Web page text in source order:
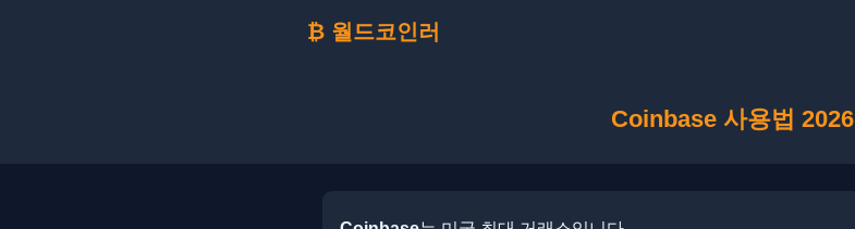
₿ 월드코인러
Coinbase 사용법 2026